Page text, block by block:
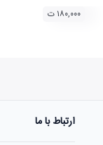
۱۸۰,۰۰۰ ت
ارتباط با ما